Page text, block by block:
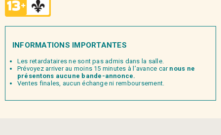
INFORMATIONS IMPORTANTES
Les retardataires ne sont pas admis dans la salle.
Prévoyez arriver au moins 15 minutes à l’avance carnous ne
présentons aucune bande-annonce.
Ventes finales, aucun échange ni remboursement.